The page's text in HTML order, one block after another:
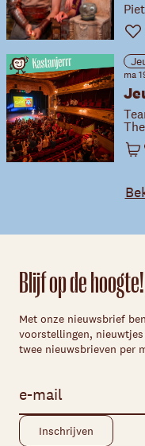
ma
Blijf op de hoogte!
Met onze nieuwsbrief
voorstellingen,
twee nieuwsbrieven per